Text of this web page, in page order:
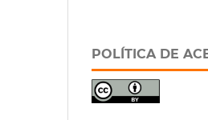
POLÍTICA DE